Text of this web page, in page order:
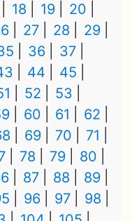
18 19
20
27 28
29
36
37
44
45
52
53
60 61
62
69 70
71
78 79
80
87 88
89
96 97
98